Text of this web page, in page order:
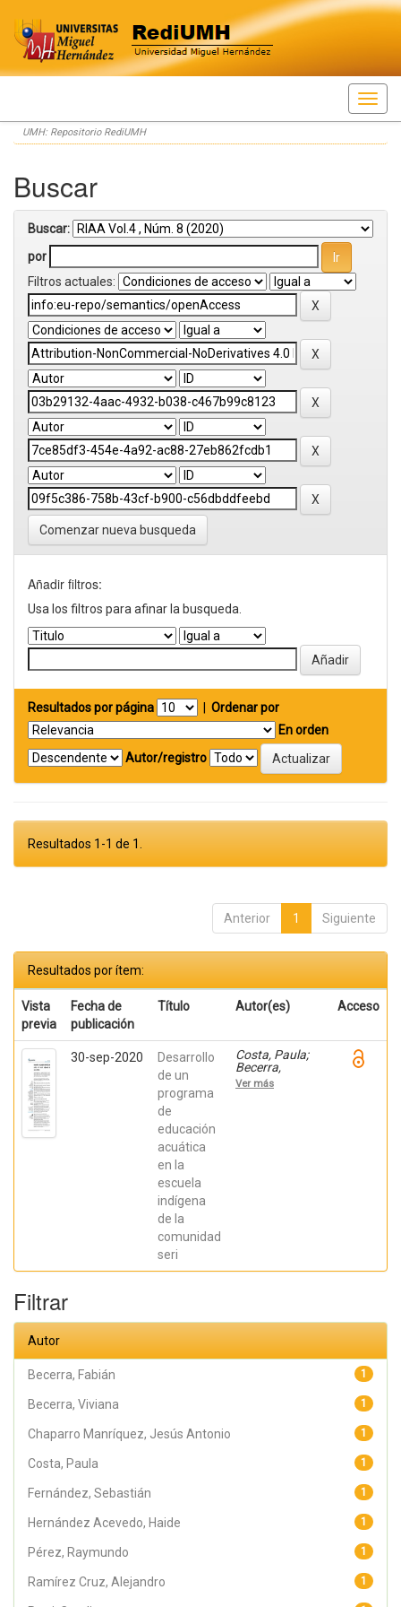
Skip
navigation
UMH: Repositorio RediUMH
Buscar
Buscar:
por
Filtros actuales:
Comenzar nueva busqueda
Añadir filtros:
Usa los filtros para afinar la busqueda.
Resultados por página
Ordenar por
En orden
Autor/registro
Resultados 1-1 de 1.
Anterior 1 Siguiente
Resultados por ítem:
Vista
previa
Fecha de
publicación
Título Autor(es) Acceso
30-sep-2020
Desarrollo
de un
programa
de
educación
acuática
en la
escuela
indígena
de la
comunidad
seri
Costa, Paula;
Becerra,
Viviana;
Becerra,
Ramírez Cruz,
Granados,
Ver más
Filtrar
Autor
1
Becerra, Fabián
1
Becerra, Viviana
1
Chaparro Manríquez, Jesús Antonio
1
Costa, Paula
1
Fernández, Sebastián
1
Hernández Acevedo, Haide
1
Pérez, Raymundo
1
Ramírez Cruz, Alejandro